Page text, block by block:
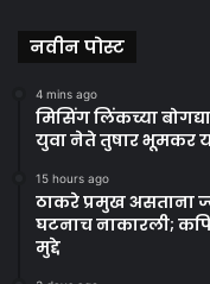
नवीन पोस्ट
4 mins ago
मिसिंग लिंकच्या
युवा नेते तुषार भूमकर
15 hours ago
ठाकरे प्रमुख असताना
घटनाच नाकारली;
मुद्दे